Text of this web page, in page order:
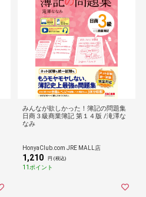
みんなが欲しかった！簿記の問題集
日商３級商業簿記 第１４版 /滝澤な
なみ
HonyaClub.com JRE MALL店
1,210 円 (税込)
11ポイント